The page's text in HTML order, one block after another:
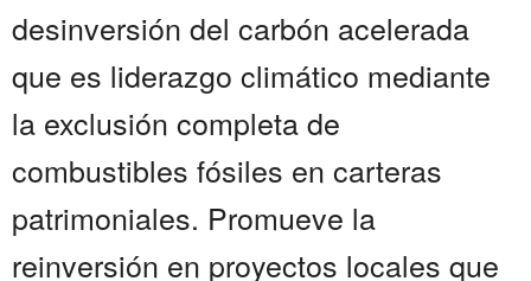
desinversión del carbón acelerada
que es liderazgo climático mediante
la exclusión completa de
combustibles fósiles en carteras
patrimoniales. Promueve la
reinversión en proyectos locales que